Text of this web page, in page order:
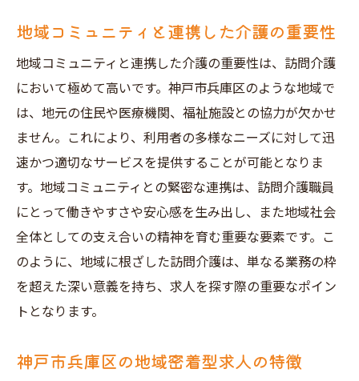
地域コミュニティと連携した介護の重要性
地域コミュニティと連携した介護の重要性は、訪問介護
において極めて高いです。神戸市兵庫区のような地域で
は、地元の住民や医療機関、福祉施設との協力が欠かせ
ません。これにより、利用者の多様なニーズに対して迅
速かつ適切なサービスを提供することが可能となりま
す。地域コミュニティとの緊密な連携は、訪問介護職員
にとって働きやすさや安心感を生み出し、また地域社会
全体としての支え合いの精神を育む重要な要素です。こ
のように、地域に根ざした訪問介護は、単なる業務の枠
を超えた深い意義を持ち、求人を探す際の重要なポイン
トとなります。
神戸市兵庫区の地域密着型求人の特徴